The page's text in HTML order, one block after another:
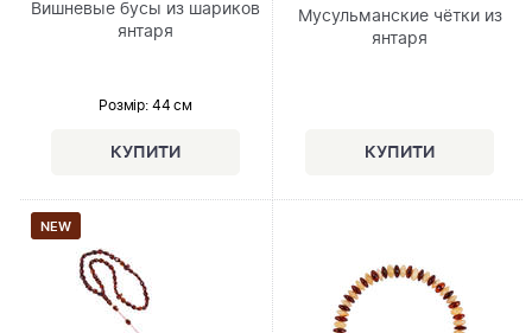
Вишневые бусы из шариков
янтаря
Розмір: 44 см
Мусульманские чётки из
янтаря
NEW